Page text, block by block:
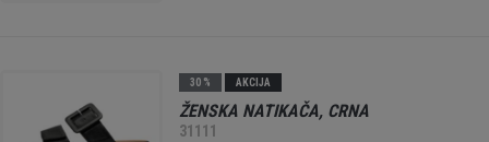
30 % AKCIJA
ŽENSKA NATIKAČA, CRNA
31111